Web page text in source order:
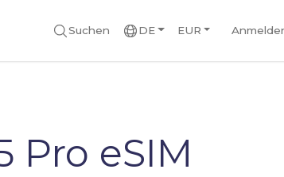
Suchen DE EUR
Pro eSIM